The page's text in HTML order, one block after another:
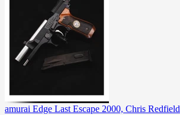
amurai Edge Last Escape 2000, Chris Redfield